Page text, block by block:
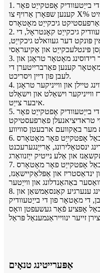
1. ענערגיע סייווינגז: די מאָטאָר פון די בייַטעוודיק אָפטקייַט פאָר
קענען שפּאָרן אַרויף צו X% אויף ענערגיע קאָס קאַמפּערד מיט
2. פּרעסיסיאָן קאָנטראָל: מיט בייַטעוודיק גיכקייַט קאָנטראָל, די
פּונקט דער געוואלט גיכקייַט,
3. עקסטענדעד מאָטאָר לעבן: דורך רידוסינג מאָטאָר טראָגן און
קענען פאַרברייטערן די
לעבן פון דיין ויסריכט.
4. רידוסט וישאַלט: מיט ווייניקערע מאָווינג טיילן און ווייניקער טראָגן
וישאַלט און וישאַלט
איבער צייַט.
5. גלאַט אָפּעראַציע: די מאָטאָר פון די בייַטעוודיק אָפטקייַט פאָר
טראדיציאנעלן פאַרפעסטיקט
6. גרינג ייַנמאָנטירונג: אונדזער וועריאַבאַל אָפטקייַט פאָר מאָטאָרס
ינסטאַלירונג, אַרייַנגערעכנט
7. ווערסאַטילאַטי: אונדזער וועריאַבאַל אָפטקייַט פאָר מאָטאָרס
ינדאַסטריז און אַפּלאַקיישאַנז,
8. סאַסטיינאַביליטי: דורך רידוסינג ענערגיע קאַנסאַמשאַן און
די מאָטאָר פון די בייַטעוודיק
אָפּציע פֿאַר געשעפטן וואָס
זייער ינווייראַנמענאַל פּראַל
אַפּערייטינג טנאָים